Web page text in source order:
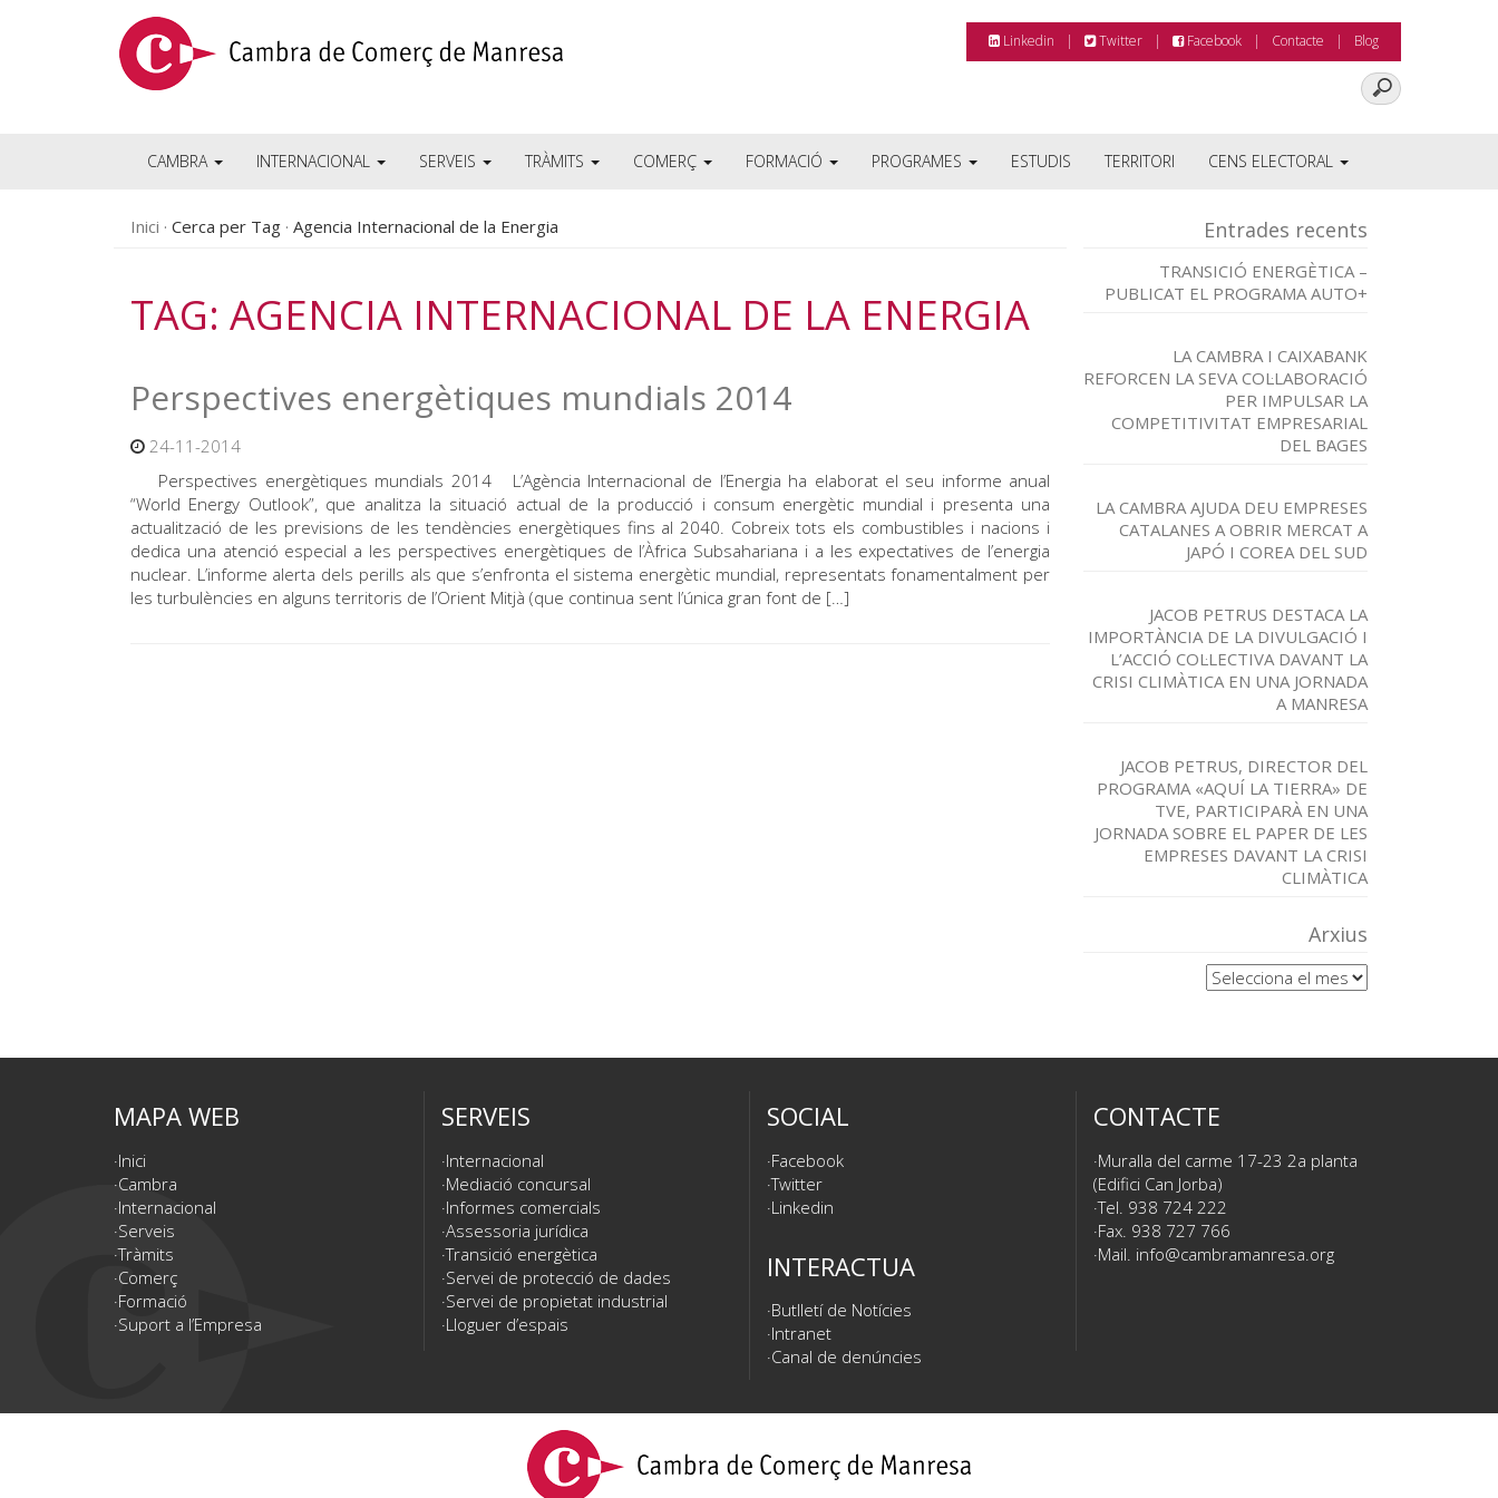
Linkedin Twitter Facebook Contacte Blog
CAMBRA INTERNACIONAL SERVEIS TRÀMITS COMERÇ FORMACIÓ PROGRAMES ESTUDIS TERRITORI CENS ELECTORAL
Inici Cerca per Tag Agencia Internacional de la Energia
TAG: AGENCIA INTERNACIONAL DE LA ENERGIA
Perspectives energètiques mundials 2014
24-11-2014
Perspectives energètiques mundials 2014 L’Agència Internacional de l’Energia ha elaborat el seu informe anual
“World Energy Outlook”, que analitza la situació actual de la producció i consum energètic mundial i presenta una
actualització de les previsions de les tendències energètiques fins al 2040. Cobreix tots els combustibles i nacions i
dedica una atenció especial a les perspectives energètiques de l’Àfrica Subsahariana i a les expectatives de l’energia
nuclear. L’informe alerta dels perills als que s’enfronta el sistema energètic mundial, representats fonamentalment per
les turbulències en alguns territoris de l’Orient Mitjà (que continua sent l’única gran font de […]
Entrades recents
TRANSICIÓ ENERGÈTICA –
PUBLICAT EL PROGRAMA AUTO+
LA CAMBRA I CAIXABANK
REFORCEN LA SEVA COL·LABORACIÓ
PER IMPULSAR LA
COMPETITIVITAT EMPRESARIAL
DEL BAGES
LA CAMBRA AJUDA DEU EMPRESES
CATALANES A OBRIR MERCAT A
JAPÓ I COREA DEL SUD
JACOB PETRUS DESTACA LA
IMPORTÀNCIA DE LA DIVULGACIÓ I
L’ACCIÓ COL·LECTIVA DAVANT LA
CRISI CLIMÀTICA EN UNA JORNADA
A MANRESA
JACOB PETRUS, DIRECTOR DEL
PROGRAMA «AQUÍ LA TIERRA» DE
TVE, PARTICIPARÀ EN UNA
JORNADA SOBRE EL PAPER DE LES
EMPRESES DAVANT LA CRISI
CLIMÀTICA
Arxius
Arxius
MAPA WEB
Inici
Cambra
Internacional
Serveis
Tràmits
Comerç
Formació
Suport a l’Empresa
SERVEIS
Internacional
Mediació concursal
Informes comercials
Assessoria jurídica
Transició energètica
Servei de protecció de dades
Servei de propietat industrial
Lloguer d’espais
SOCIAL
Facebook
Twitter
Linkedin
INTERACTUA
Butlletí de Notícies
Intranet
Canal de denúncies
CONTACTE
Muralla del carme 17-23 2a planta
(Edifici Can Jorba)
Tel. 938 724 222
Fax. 938 727 766
Mail. info@cambramanresa.org